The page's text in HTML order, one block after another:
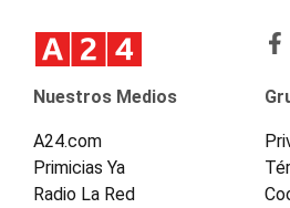
Nuestros Medios
A24.com
Primicias Ya
Radio La Red